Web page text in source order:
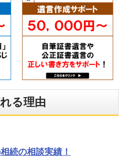
る理由
続の相談実績！